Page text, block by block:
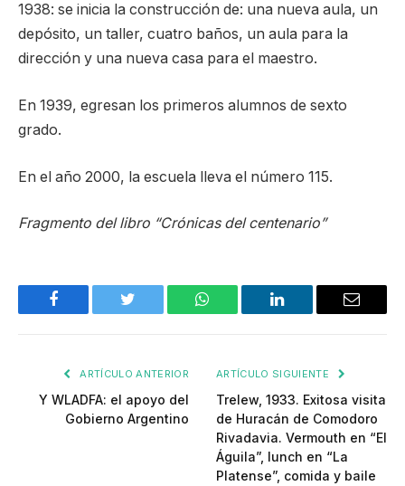
1938: se inicia la construcción de: una nueva aula, un
depósito, un taller, cuatro baños, un aula para la
dirección y una nueva casa para el maestro.
En 1939, egresan los primeros alumnos de sexto
grado.
En el año 2000, la escuela lleva el número 115.
Fragmento del libro “Crónicas del centenario”
Facebook Twitter WhatsApp LinkedIn Email
ARTÍCULO ANTERIOR
Y WLADFA: el apoyo del
Gobierno Argentino
ARTÍCULO SIGUIENTE
Trelew, 1933. Exitosa visita
de Huracán de Comodoro
Rivadavia. Vermouth en “El
Águila”, lunch en “La
Platense”, comida y baile